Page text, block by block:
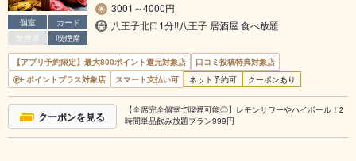
個室
カード
禁煙席
喫煙席
3001～4000円
八王子北口1分!!八王子 居酒屋 食べ放題
【アプリ予約限定】最大800ポイント還元対象店
口コミ投稿特典対象店
ポイントプラス対象店
スマート支払い可 ネット予約可 クーポンあり
クーポンを見る
【全席完全個室で喫煙可能◎】レモンサワーやハイボール！2
時間単品飲み放題プラン999円